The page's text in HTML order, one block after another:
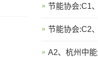
节能协会:C1
节能协会:C2
A2、杭州中